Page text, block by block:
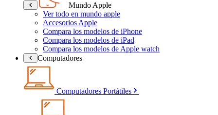
Mundo Apple
Ver todo en mundo apple
Accesorios Apple
Compara los modelos de iPhone
Compara los modelos de iPad
Compara los modelos de Apple watch
Computadores
Computadores Portátiles